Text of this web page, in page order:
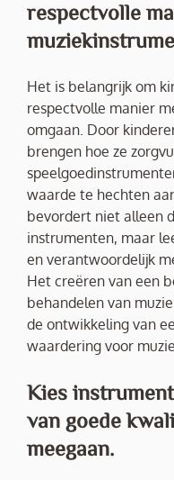
respectvolle
Het is belangrijk om
respectvolle manier
omgaan. Door
brengen hoe ze
waarde te hechten
bevordert niet alleen
instrumenten, maar
en verantwoordelijk
Het creëren van een
behandelen van
de ontwikkeling van
waardering voor
Kies
van goede
meegaan.